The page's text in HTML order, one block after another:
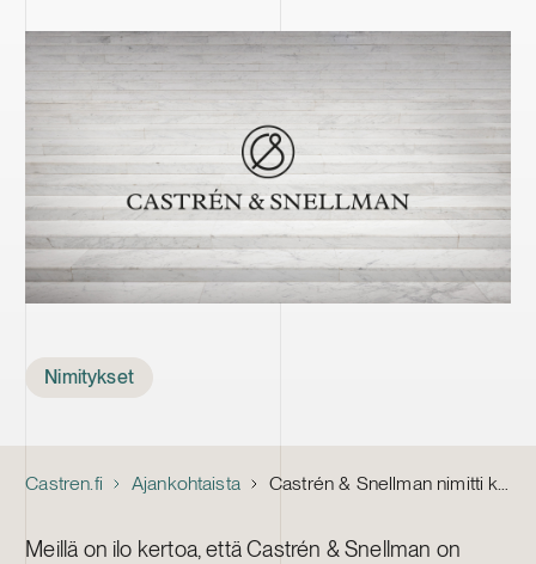
Nimitykset
Castren.fi Ajankohtaista Castrén & Snellman nimitti kuusi uutta senior associate -juristia – nimityksiä myös liiketoimintapalveluihin
Meillä on ilo kertoa, että Castrén & Snellman on